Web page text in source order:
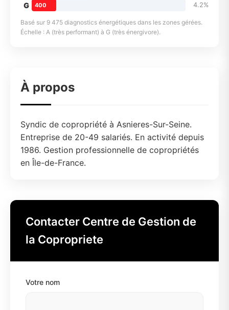
G 400 4.2%
Basé sur 9 475 diagnostics énergétiques dans les zones gérées.
Échelle : A (très performant) à G (très énergivore).
À propos
Syndic de copropriété à Asnieres-Sur-Seine.
Entreprise de 20-49 salariés. En activité depuis
1986. Gestion professionnelle de copropriétés
en Île-de-France.
Contacter Centre de Gestion de
la Copropriete
Votre nom